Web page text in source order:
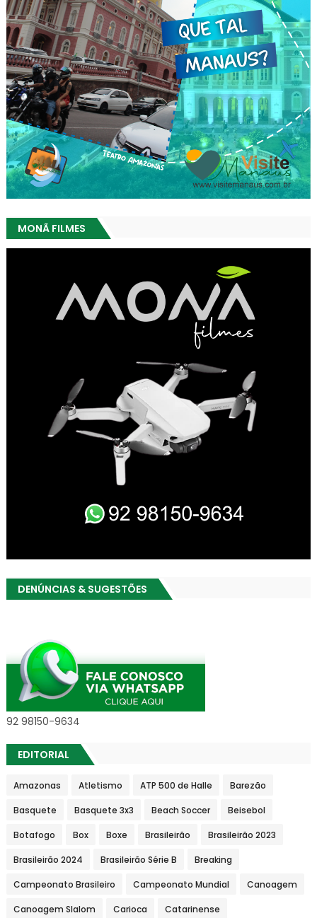
MONÃ FILMES
DENÚNCIAS & SUGESTÕES
92 98150-9634
EDITORIAL
Amazonas Atletismo ATP 500 de Halle Barezão
Basquete Basquete 3x3 Beach Soccer Beisebol
Botafogo Box Boxe Brasileirão Brasileirão 2023
Brasileirão 2024 Brasileirão Série B Breaking
Campeonato Brasileiro Campeonato Mundial Canoagem
Canoagem Slalom Carioca Catarinense